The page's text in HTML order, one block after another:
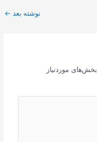
نوشته بعد ←
بخش‌های موردنیاز